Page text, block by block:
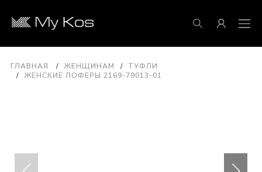
ГЛАВНАЯ ЖЕНЩИНАМ
ТУФЛИ
ЖЕНСКИЕ ЛОФЕРЫ 2169-79013-01